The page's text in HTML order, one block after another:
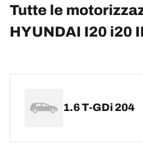
Tutte le
HYUNDAI I20 i20
1.6 T-GDi 204